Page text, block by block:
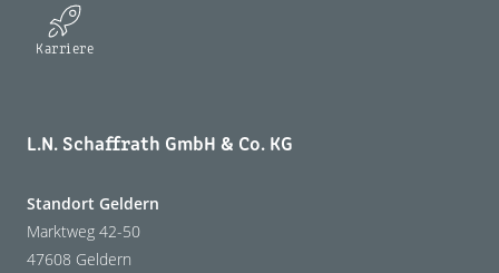
Karriere
L.N. Schaffrath GmbH & Co. KG
Standort Geldern
Marktweg 42-50
47608 Geldern